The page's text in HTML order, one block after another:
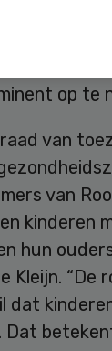
zijn. De
op te
raad van
van
kinderen
hun
Kleijn.
dat
Dat